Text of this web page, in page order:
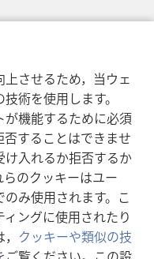
させるため，当ウェ
術を使用します。
が機能するために必須
することはできませ
入れるか拒否するか
のクッキーはユー
み使用されます。こ
ングに使用されたり
クッキーや類似の技
ー